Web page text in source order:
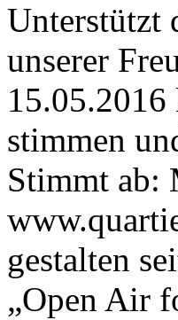
Unterstützt
unserer
stimmen
Stimmt ab:
gestalten
„Open Air